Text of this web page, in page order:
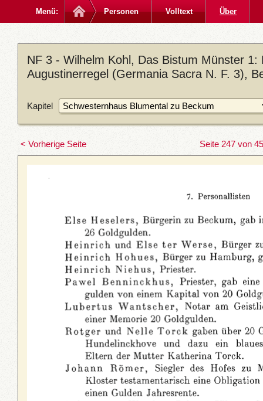
Menü: Personen Volltext Über
NF 3 - Wilhelm Kohl, Das Bistum Münster
Augustinerregel (Germania Sacra N. F. 3),
Kapitel
< Vorherige Seite Seite 247 von